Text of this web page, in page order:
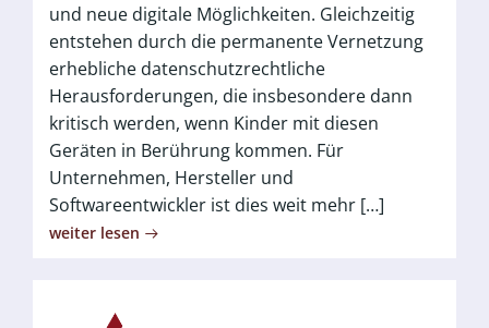
und neue digitale Möglichkeiten. Gleichzeitig
entstehen durch die permanente Vernetzung
erhebliche datenschutzrechtliche
Herausforderungen, die insbesondere dann
kritisch werden, wenn Kinder mit diesen
Geräten in Berührung kommen. Für
Unternehmen, Hersteller und
Softwareentwickler ist dies weit mehr […]
weiter lesen